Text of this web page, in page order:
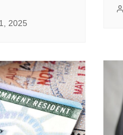
2025